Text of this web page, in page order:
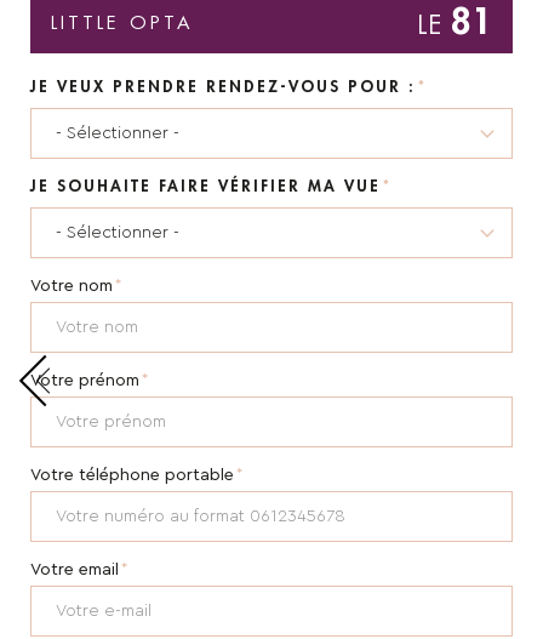
LITTLE OPTA 81
JE VEUX PRENDRE RENDEZ-VOUS POUR :
JE SOUHAITE FAIRE VÉRIFIER MA VUE
Votre nom
Votre prénom
Votre téléphone portable
Votre email